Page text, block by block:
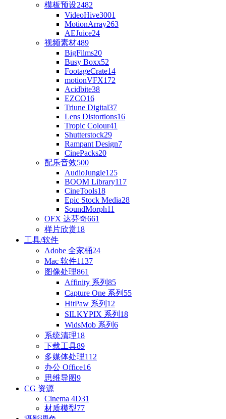
模板预设2482
VideoHive3001
MotionArray263
AEJuice24
视频素材489
BigFilms20
Busy Boxx52
FootageCrate14
motionVFX172
Acidbite38
EZCO16
Triune Digital37
Lens Distortions16
Tropic Colour41
Shutterstock29
Rampant Design7
CinePacks20
配乐音效500
AudioJungle125
BOOM Library117
CineTools18
Epic Stock Media28
SoundMorph11
OFX 达芬奇661
样片欣赏18
工具/软件
Adobe 全家桶24
Mac 软件1137
图像处理861
Affinity 系列 85
Capture One 系列 55
HitPaw 系列 12
SILKYPIX 系列 18
WidsMob 系列 6
系统清理18
下载工具89
多媒体处理112
办公 Office16
思维导图9
CG 资源
Cinema 4D31
材质模型77